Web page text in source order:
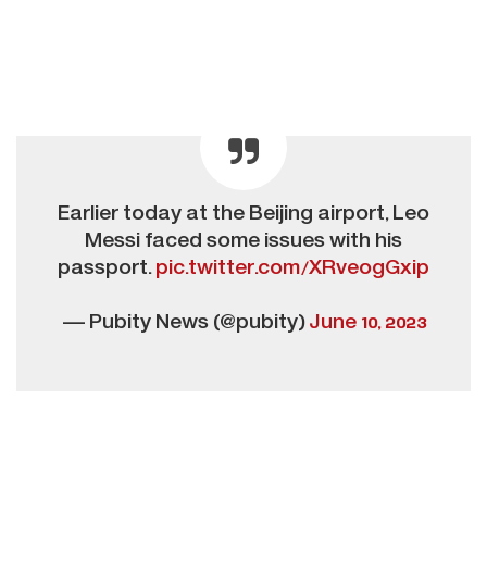
Earlier today at the Beijing airport, Leo
Messi faced some issues with his
passport.pic.twitter.com/XRveogGxip
— Pubity News (@pubity)June 10, 2023